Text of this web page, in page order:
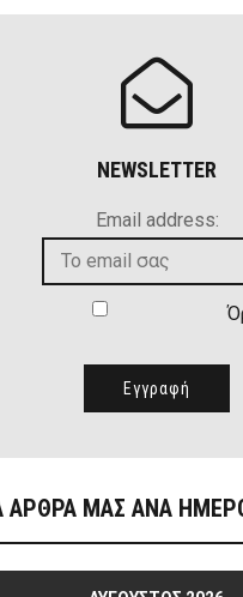
NEWSLETTER
Email address:
ΑΡΘΡΑ ΜΑΣ ΑΝΑ